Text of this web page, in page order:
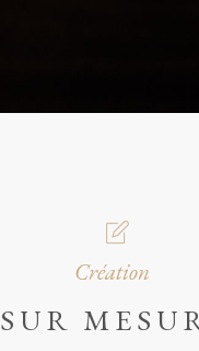
Création
SUR